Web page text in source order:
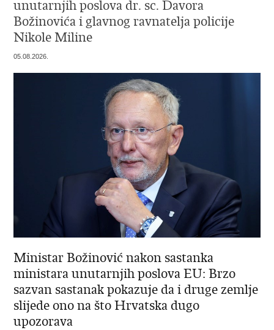
unutarnjih poslova dr. sc. Davora
Božinovića i glavnog ravnatelja policije
Nikole Miline
05.08.2026.
Ministar Božinović nakon sastanka
ministara unutarnjih poslova EU: Brzo
sazvan sastanak pokazuje da i druge zemlje
slijede ono na što Hrvatska dugo
upozorava